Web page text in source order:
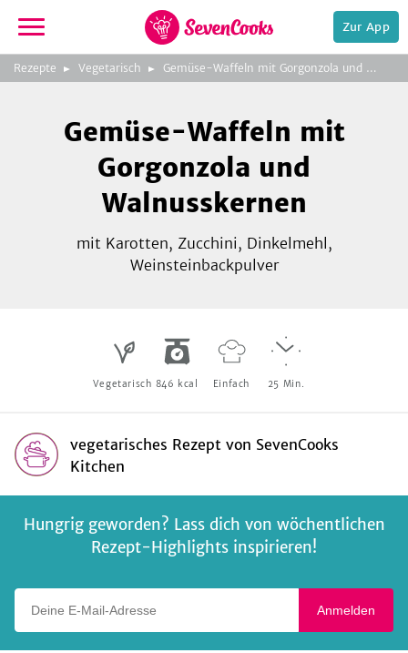
zur
Startseite
Zur App
Rezepte Vegetarisch Gemüse-Waffeln mit Gorgonzola und Walnusskernen
Foto:SevenCooks
Foto:SevenCooks
Bild
3
zeigen
Foto:SevenCooks
Gemüse-Waffeln mit
Gorgonzola und
Walnusskernen
mit Karotten, Zucchini, Dinkelmehl,
Weinsteinbackpulver
Vegetarisch 846 kcal Einfach 25 Min.
vegetarisches Rezept von SevenCooks
Kitchen
Hungrig geworden? Lass dich von wöchentlichen
Rezept-Highlights inspirieren!
Anmelden